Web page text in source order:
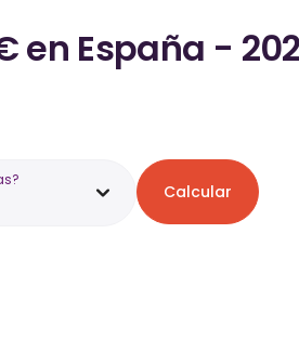
en España -
Calcular